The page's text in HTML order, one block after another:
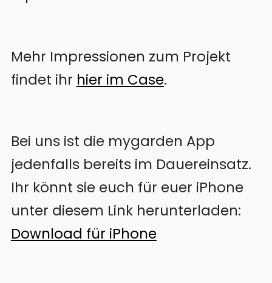
Mehr Impressionen zum Projekt
findet ihr hier im Case.
Bei uns ist die mygarden App
jedenfalls bereits im Dauereinsatz.
Ihr könnt sie euch für euer iPhone
unter diesem Link herunterladen:
Download für iPhone